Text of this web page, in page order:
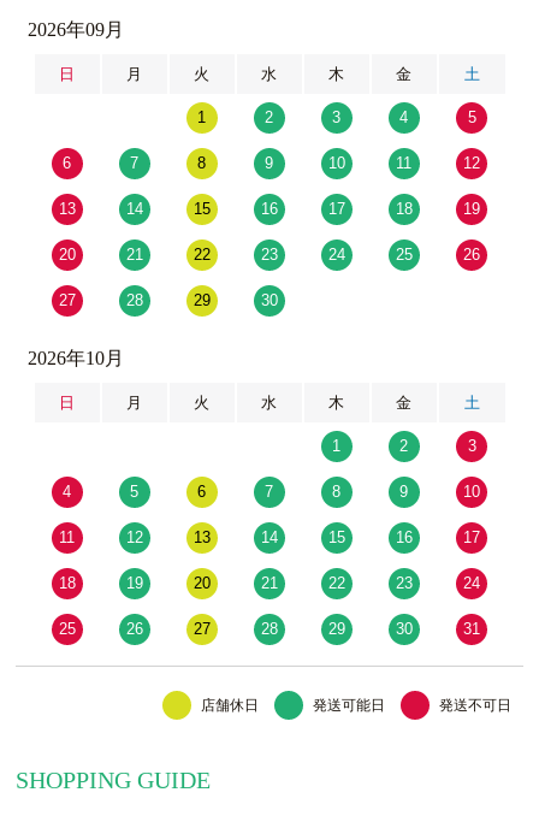
2026年09月
日 月 火 水 木 金 土
1 2 3 4 5
6 7 8 9 10 11 12
13 14 15 16 17 18 19
20 21 22 23 24 25 26
27 28 29 30
2026年10月
日 月 火 水 木 金 土
1 2 3
4 5 6 7 8 9 10
11 12 13 14 15 16 17
18 19 20 21 22 23 24
25 26 27 28 29 30 31
店舗休日 発送可能日 発送不可日
SHOPPING GUIDE